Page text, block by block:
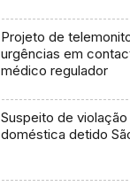
Projeto de
urgências em
médico regulador
Suspeito de
doméstica detido